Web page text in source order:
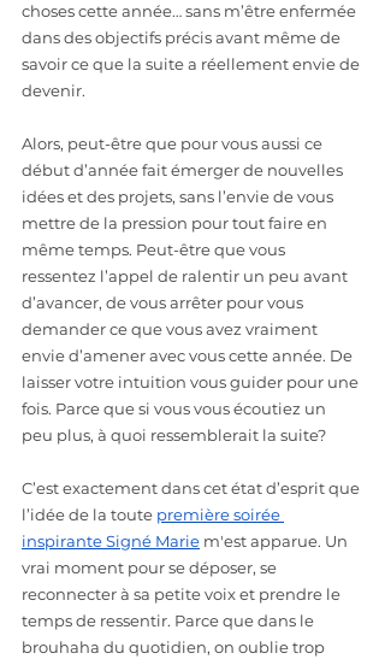
choses cette année… sans m’être enfermée
dans des objectifs précis avant même de
savoir ce que la suite a réellement envie de
devenir.
Alors, peut-être que pour vous aussi ce
début d’année fait émerger de nouvelles
idées et des projets, sans l’envie de vous
mettre de la pression pour tout faire en
même temps. Peut-être que vous
ressentez l’appel de ralentir un peu avant
d’avancer, de vous arrêter pour vous
demander ce que vous avez vraiment
envie d’amener avec vous cette année. De
laisser votre intuition vous guider pour une
fois. Parce que si vous vous écoutiez un
peu plus, à quoi ressemblerait la suite?
C’est exactement dans cet état d’esprit que
l’idée de la toute première soirée
inspirante Signé Marie m'est apparue. Un
vrai moment pour se déposer, se
reconnecter à sa petite voix et prendre le
temps de ressentir. Parce que dans le
brouhaha du quotidien, on oublie trop